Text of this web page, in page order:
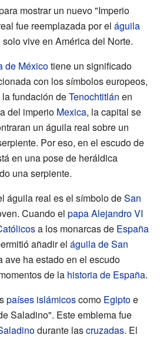
mostrar un nuevo "Imperio
fue reemplazada por el águila
solo vive en América del Norte.
de Méxicotiene un significado
con los símbolos europeos,
fundación deTenochtitlán en
del imperio Mexica, la capital se
un águila real sobre un
Por eso, en el escudo de
en una pose de heráldica
una serpiente.
águila real es el símbolo deSan
Cuando el papaAlejandro VI
a los monarcas de España
añadir el águila de San
ave ha estado en el escudo
de la historia de España.
países islámicoscomo Egiptoe
Saladino". Este emblema fue
durante lascruzadas. El